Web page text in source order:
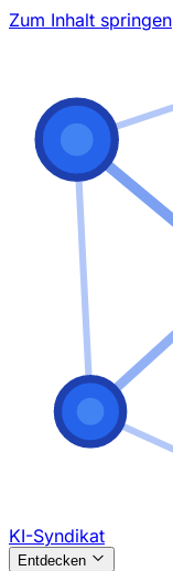
Zum Inhalt springen
KI-Syndikat
Entdecken